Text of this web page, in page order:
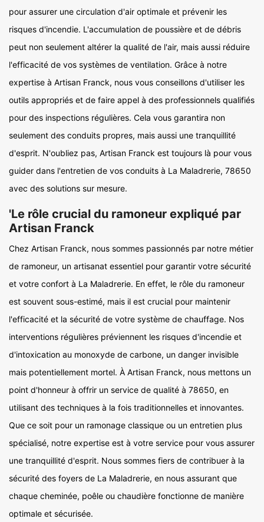
pour assurer une circulation d'air optimale et prévenir les
risques d'incendie. L'accumulation de poussière et de débris
peut non seulement altérer la qualité de l'air, mais aussi réduire
l'efficacité de vos systèmes de ventilation. Grâce à notre
expertise à Artisan Franck, nous vous conseillons d'utiliser les
outils appropriés et de faire appel à des professionnels qualifiés
pour des inspections régulières. Cela vous garantira non
seulement des conduits propres, mais aussi une tranquillité
d'esprit. N'oubliez pas, Artisan Franck est toujours là pour vous
guider dans l'entretien de vos conduits à La Maladrerie, 78650
avec des solutions sur mesure.
'Le rôle crucial du ramoneur expliqué par
Artisan Franck
Chez Artisan Franck, nous sommes passionnés par notre métier
de ramoneur, un artisanat essentiel pour garantir votre sécurité
et votre confort à La Maladrerie. En effet, le rôle du ramoneur
est souvent sous-estimé, mais il est crucial pour maintenir
l'efficacité et la sécurité de votre système de chauffage. Nos
interventions régulières préviennent les risques d'incendie et
d'intoxication au monoxyde de carbone, un danger invisible
mais potentiellement mortel. À Artisan Franck, nous mettons un
point d'honneur à offrir un service de qualité à 78650, en
utilisant des techniques à la fois traditionnelles et innovantes.
Que ce soit pour un ramonage classique ou un entretien plus
spécialisé, notre expertise est à votre service pour vous assurer
une tranquillité d'esprit. Nous sommes fiers de contribuer à la
sécurité des foyers de La Maladrerie, en nous assurant que
chaque cheminée, poêle ou chaudière fonctionne de manière
optimale et sécurisée.